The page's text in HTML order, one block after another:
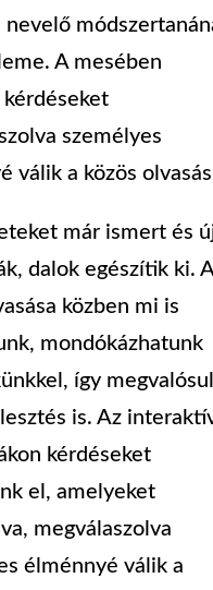
nevelő
A mesében
személyes
válik a közös
már ismert és
dalok egészítik ki. A
közben mi is
mondókázhatunk
így
is. Az
kérdéseket
el, amelyeket
megválaszolva
élménnyé válik a